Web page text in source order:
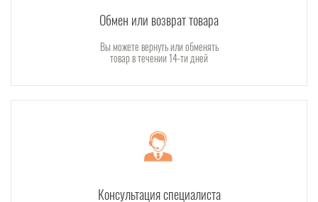
Обмен или возврат товара
Вы можете вернуть или обменять
товар в течении 14-ти дней
Консультация специалиста